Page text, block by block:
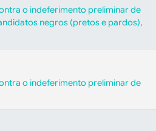
o indeferimento preliminar de
negros (pretos e pardos),
o indeferimento preliminar de